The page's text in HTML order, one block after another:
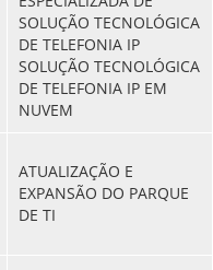
SOLUÇÃO TECNOLÓGICA
DE TELEFONIA IP
SOLUÇÃO TECNOLÓGICA
DE TELEFONIA IP EM
NUVEM
ATUALIZAÇÃO E
EXPANSÃO DO PARQUE
DE TI